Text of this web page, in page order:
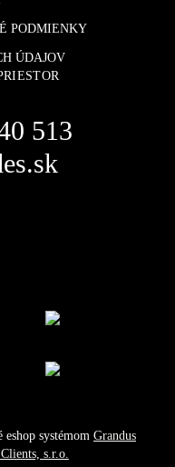
PODMIENKY
ÚDAJOV
513
eshop systémom Grandus
s.r.o.